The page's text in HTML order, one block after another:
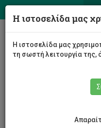
Η ιστοσελίδα μας
Η ιστοσελίδα μας
τη σωστή λειτουργία της,